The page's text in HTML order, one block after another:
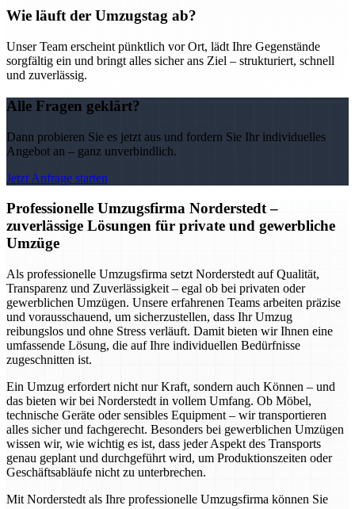
Wie läuft der Umzugstag ab?
Unser Team erscheint pünktlich vor Ort, lädt Ihre Gegenstände
sorgfältig ein und bringt alles sicher ans Ziel – strukturiert, schnell
und zuverlässig.
Alle Fragen geklärt?
Dann probieren Sie es jetzt aus und fordern Sie Ihr individuelles
Angebot an – ganz unverbindlich.
Jetzt Anfrage starten
Professionelle Umzugsfirma Norderstedt –
zuverlässige Lösungen für private und gewerbliche
Umzüge
Als professionelle Umzugsfirma setzt Norderstedt auf Qualität,
Transparenz und Zuverlässigkeit – egal ob bei privaten oder
gewerblichen Umzügen. Unsere erfahrenen Teams arbeiten präzise
und vorausschauend, um sicherzustellen, dass Ihr Umzug
reibungslos und ohne Stress verläuft. Damit bieten wir Ihnen eine
umfassende Lösung, die auf Ihre individuellen Bedürfnisse
zugeschnitten ist.
Ein Umzug erfordert nicht nur Kraft, sondern auch Können – und
das bieten wir bei Norderstedt in vollem Umfang. Ob Möbel,
technische Geräte oder sensibles Equipment – wir transportieren
alles sicher und fachgerecht. Besonders bei gewerblichen Umzügen
wissen wir, wie wichtig es ist, dass jeder Aspekt des Transports
genau geplant und durchgeführt wird, um Produktionszeiten oder
Geschäftsabläufe nicht zu unterbrechen.
Mit Norderstedt als Ihre professionelle Umzugsfirma können Sie